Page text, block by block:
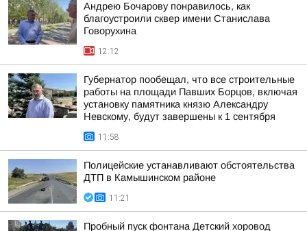
Андрею Бочарову понравилось, как
благоустроили сквер имени Станислава
Говорухина
12:12
Губернатор пообещал, что все строительные
работы на площади Павших Борцов, включая
установку памятника князю Александру
Невскому, будут завершены к 1 сентября
11:58
Полицейские устанавливают обстоятельства
ДТП в Камышинском районе
11:21
Пробный пуск фонтана Детский хоровод